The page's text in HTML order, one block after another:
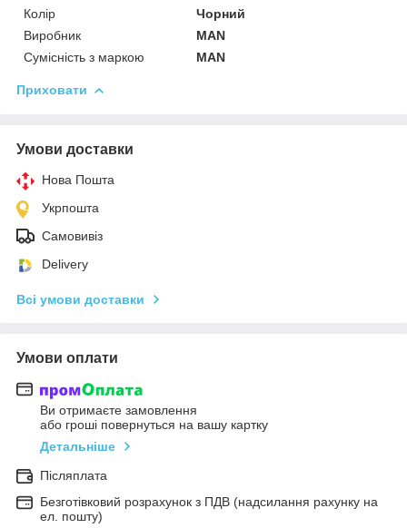
Колір
Чорний
Виробник
MAN
Сумісність з маркою
MAN
Приховати
Умови доставки
Нова Пошта
Укрпошта
Самовивіз
Delivery
Всі умови доставки
Умови оплати
Ви отримаєте замовлення
або гроші повернуться на вашу картку
Детальніше
Післяплата
Безготівковий розрахунок з ПДВ (надсилання рахунку на
ел. пошту)